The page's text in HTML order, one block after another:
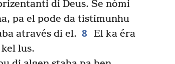
di Deus. Se nómi
pa el pode da tistimunhu
através di el. 8 El ka éra
lus.